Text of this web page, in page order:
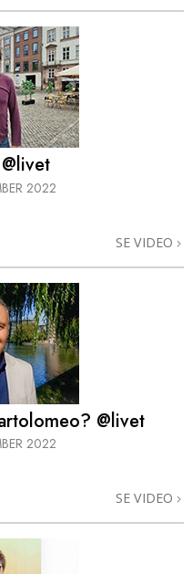
2022
SE VIDEO
@livet
2022
SE VIDEO